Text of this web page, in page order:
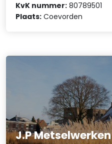
KvK nummer: 80789501
Plaats: Coevorden
J.P Metselwerken